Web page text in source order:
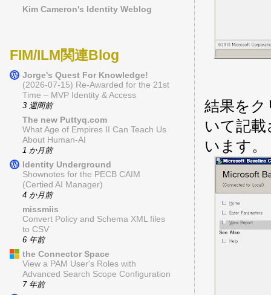
結果をク
いて記
います。
Kim Cameron's Identity Weblog
FIM/ILM関連Blog
Jorge's Quest For Knowledge!
(2026-07-15) Re-Awarded for the 21st
Time – MVP Identity & Access
3 週間前
The new Puttyq.com
What Age of Empires II Can Teach Us
About Human-AI
1 か月前
Identity Underground
Shownotes for the PECB CAIM
(Certied AI Manager)
4 か月前
missmiis
Convert Policy and Schema XML files
to CSV
6 年前
the Connector Space
View a PAM User's Roles with
Advanced Search Scope Configuration
7 年前